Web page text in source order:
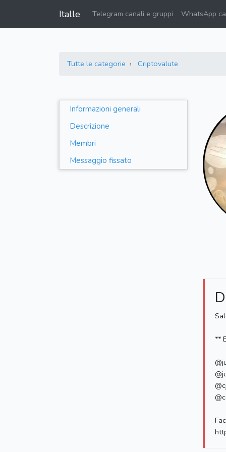
Italle Telegram canali e gruppi WhatsApp
Tutte le categorie Criptovalute
Informazioni generali
Descrizione
Membri
Messaggio fissato
**